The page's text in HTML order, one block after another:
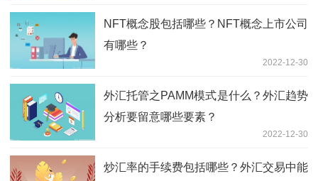
NFT概念股包括哪些？NFT概念上市公司
有哪些？
2022-12-30
外汇托管之PAMM模式是什么？外汇趋势
分析要留意哪些要素？
2022-12-30
炒汇率的手续费包括哪些？外汇交易中能